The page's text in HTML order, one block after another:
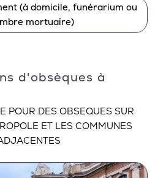
(à domicile, funérarium ou
mortuaire)
d'obsèques à
POUR DES OBSEQUES SUR
ET LES COMMUNES